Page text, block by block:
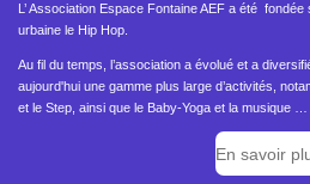
L’ Association Espace Fontaine AEF a été
urbaine le Hip Hop.
Au fil du temps, l’association a évolué et a
aujourd'hui une gamme plus large d’activités,
et le Step, ainsi que le Baby-Yoga et la musique …
En savoir